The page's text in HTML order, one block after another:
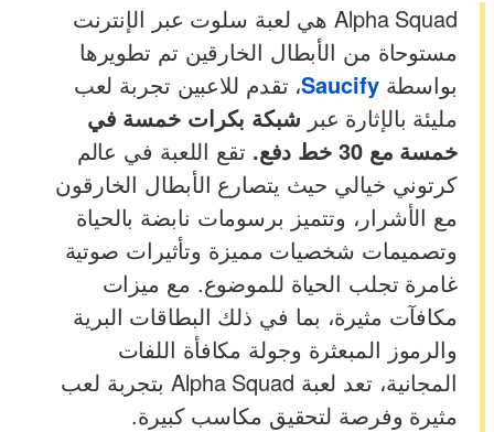
Alpha Squad هي لعبة سلوت عبر الإنترنت
مستوحاة من الأبطال الخارقين تم تطويرها
بواسطةSaucify، تقدم للاعبين تجربة لعب
مليئة بالإثارة عبر شبكة بكرات خمسة في
خمسة مع 30 خط دفع.
تقع اللعبة في عالم
كرتوني خيالي حيث يتصارع الأبطال الخارقون
مع الأشرار، وتتميز برسومات نابضة بالحياة
وتصميمات شخصيات مميزة وتأثيرات صوتية
غامرة تجلب الحياة للموضوع. مع ميزات
مكافآت مثيرة، بما في ذلك البطاقات البرية
والرموز المبعثرة وجولة مكافأة اللفات
المجانية، تعد لعبة Alpha Squad بتجربة لعب
مثيرة وفرصة لتحقيق مكاسب كبيرة.